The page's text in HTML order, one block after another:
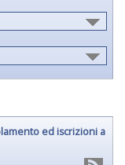
ed iscrizioni a